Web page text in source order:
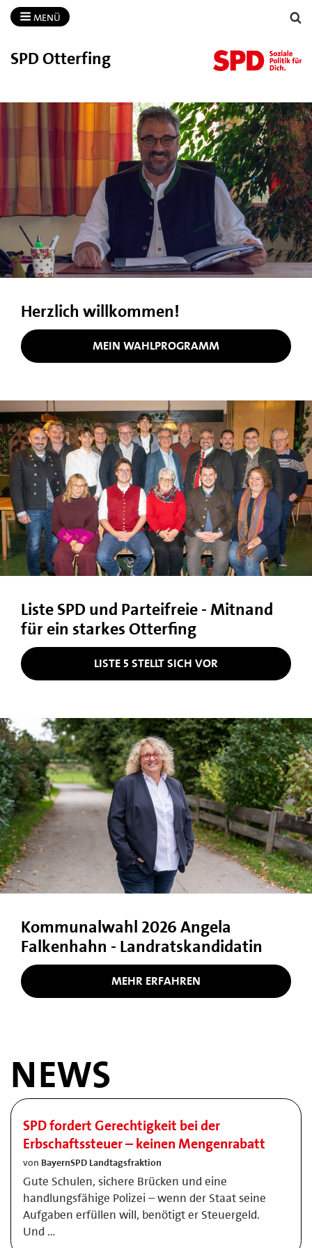
MENÜ
SPD Otterfing
Herzlich willkommen!
MEIN WAHLPROGRAMM
Liste SPD und Parteifreie - Mitnand
für ein starkes Otterfing
LISTE 5 STELLT SICH VOR
Kommunalwahl 2026 Angela
Falkenhahn - Landratskandidatin
MEHR ERFAHREN
NEWS
SPD fordert Gerechtigkeit bei der
Erbschaftssteuer – keinen Mengenrabatt
von BayernSPD Landtagsfraktion
Gute Schulen, sichere Brücken und eine
handlungsfähige Polizei – wenn der Staat seine
Aufgaben erfüllen will, benötigt er Steuergeld.
Und …